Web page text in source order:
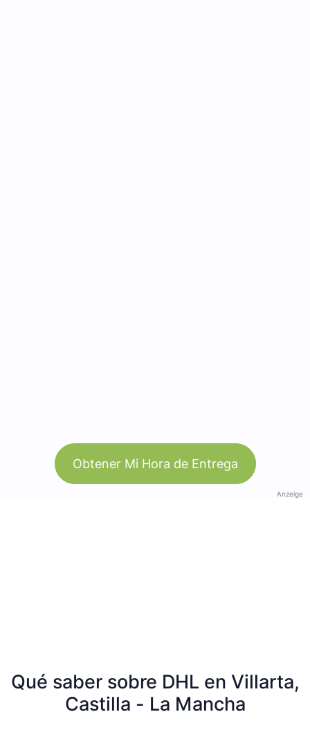
Obtener Mi Hora de Entrega
Anzeige
Qué saber sobre DHL en Villarta,
Castilla - La Mancha